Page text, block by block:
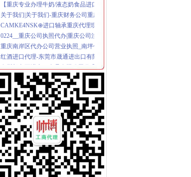
关于我们|关于我们-重庆财务公司重庆公司注销会计师事务所
CAMKE4NSK⊕进口轴承重庆代理现货
0224__重庆公司执照代办|重庆公司注册代办_百业网
重庆南岸区代办公司营业执照_南坪代理公司注册_个体户工商登记_开
红酒进口代理-东莞市晟通进出口有限公司的产品库-五金商机网
泉州颜老五进出口食品有限公司代理商陈钢代理信息-重庆市-重庆市-市
联系方式-成都硅宝科技股份有限公司重庆代理-建材在线
重庆渝中区代办公司营业执照_代理公司注册_个体户工商登记_税务登
上海专业的代理木薯淀进口清关报关的货代公司-青岛进出口代理】
重庆星茗进出口有限公司
服务公司_进出口代理_公司黄页-阿里巴巴
进出口经营权代办报关_进出口经营权代办报关批发/价格_厂家直销-
重庆进出口_道路运输_餐饮_食品流通_卫生许可证高效办理——代办114
报关代理服务公司_进出口代理_公司黄页-阿里巴巴
东营进出口公司专业代办
重庆海关报关单位注册登记证书变更去办哪办_海关地址电话_无纸化签
蒙娜丽莎集团股份有限公司（重庆代理）-商铺